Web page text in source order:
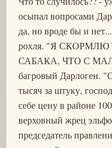
осыпал вопросами
да, но вроде бы и
рохля. "Я
САБАКА, ЧТО С
багровый Дарлоген.
тысяч за штуку,
себе цену в районе
верховный жрец
председатель